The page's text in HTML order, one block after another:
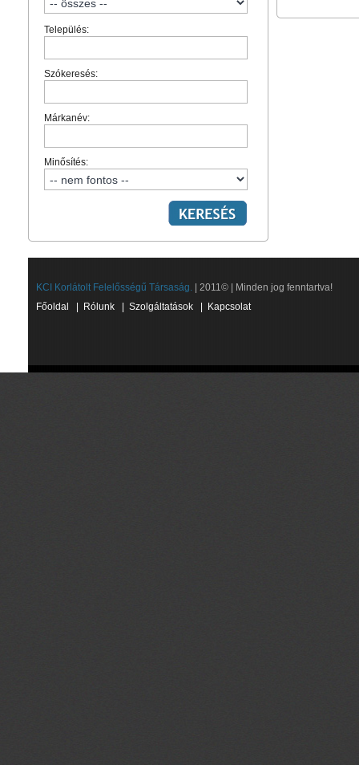
Település:
Szókeresés:
Márkanév:
Minősítés:
KCI Korlátolt Felelősségű Társaság. | 2011© | Minden jog fenntartva!
Főoldal
Rólunk Szolgáltatások Kapcsolat